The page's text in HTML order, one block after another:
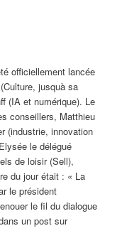
officiellement lancée
jusquà sa
(IA et numérique). Le
conseillers, Matthieu
(industrie, innovation
le délégué
de loisir (Sell),
du jour était : « La
le président
le fil du dialogue
un post sur